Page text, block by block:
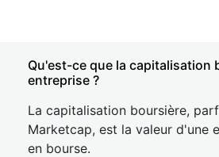
Qu'est-ce que la capitalisation
entreprise ?
La capitalisation boursière,
Marketcap, est la valeur d'une
en bourse.